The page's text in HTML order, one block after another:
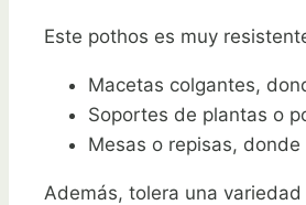
Este pothos es muy
Macetas colgantes,
Soportes de plantas o
Mesas o repisas,
Además, tolera una